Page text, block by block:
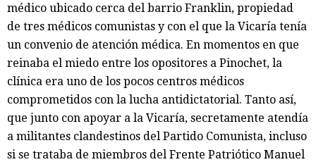
médico ubicado cerca del barrio Franklin, propiedad
de tres médicos comunistas y con el que la Vicaría tenía
un convenio de atención médica. En momentos en que
reinaba el miedo entre los opositores a Pinochet, la
clínica era uno de los pocos centros médicos
comprometidos con la lucha antidictatorial. Tanto así,
que junto con apoyar a la Vicaría, secretamente atendía
a militantes clandestinos del Partido Comunista, incluso
si se trataba de miembros del Frente Patriótico Manuel